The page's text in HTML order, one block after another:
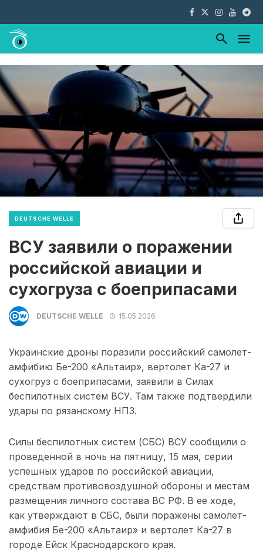
DEUTSCHE WELLE
ВСУ заявили о поражении
российской авиации и
сухогруза с боеприпасами
DEUTSCHE WELLE 15.05.2026
Украинские дроны поразили российский самолет-
амфибию Бе-200 «Альтаир», вертолет Ка-27 и
сухогруз с боеприпасами, заявили в Силах
беспилотных систем ВСУ. Там также подтвердили
удары по рязанскому НПЗ.
Силы беспилотных систем (СБС) ВСУ сообщили о
проведенной в ночь на пятницу, 15 мая, серии
успешных ударов по российской авиации,
средствам противовоздушной обороны и местам
размещения личного состава ВС РФ. В ее ходе,
как утверждают в СБС, были поражены самолет-
амфибия Бе-200 «Альтаир» и вертолет Ка-27 в
городе Ейск Краснодарского края.